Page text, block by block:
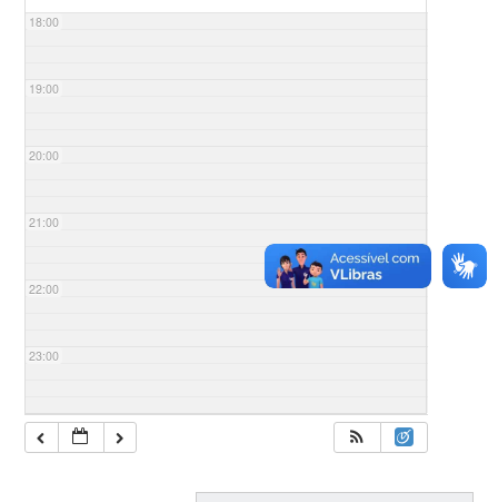
18:00
19:00
20:00
21:00
22:00
23:00